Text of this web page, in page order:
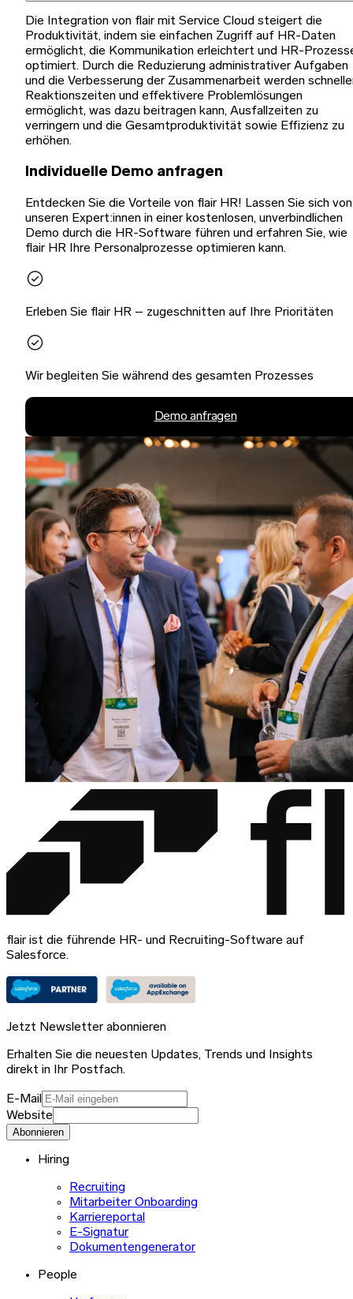
Die Integration von flair mit Service Cloud steigert die
Produktivität, indem sie einfachen Zugriff auf HR-Daten
ermöglicht, die Kommunikation erleichtert und HR-
optimiert. Durch die Reduzierung administrativer Aufgaben
und die Verbesserung der Zusammenarbeit werden
Reaktionszeiten und effektivere Problemlösungen
ermöglicht, was dazu beitragen kann, Ausfallzeiten zu
verringern und die Gesamtproduktivität sowie Effizienz zu
erhöhen.
Individuelle Demo anfragen
Entdecken Sie die Vorteile von flair HR! Lassen Sie sich von
unseren Expert:innen in einer kostenlosen, unverbindlichen
Demo durch die HR-Software führen und erfahren Sie, wie
flair HR Ihre Personalprozesse optimieren kann.
Erleben Sie flair HR – zugeschnitten auf Ihre Prioritäten
Wir begleiten Sie während des gesamten Prozesses
Demo anfragen
flair ist die führende HR- und Recruiting-Software auf
Salesforce.
Jetzt Newsletter abonnieren
Erhalten Sie die neuesten Updates, Trends und Insights
direkt in Ihr Postfach.
E-Mail
Website
Abonnieren
Hiring
Recruiting
Mitarbeiter Onboarding
Karriereportal
E-Signatur
Dokumentengenerator
People